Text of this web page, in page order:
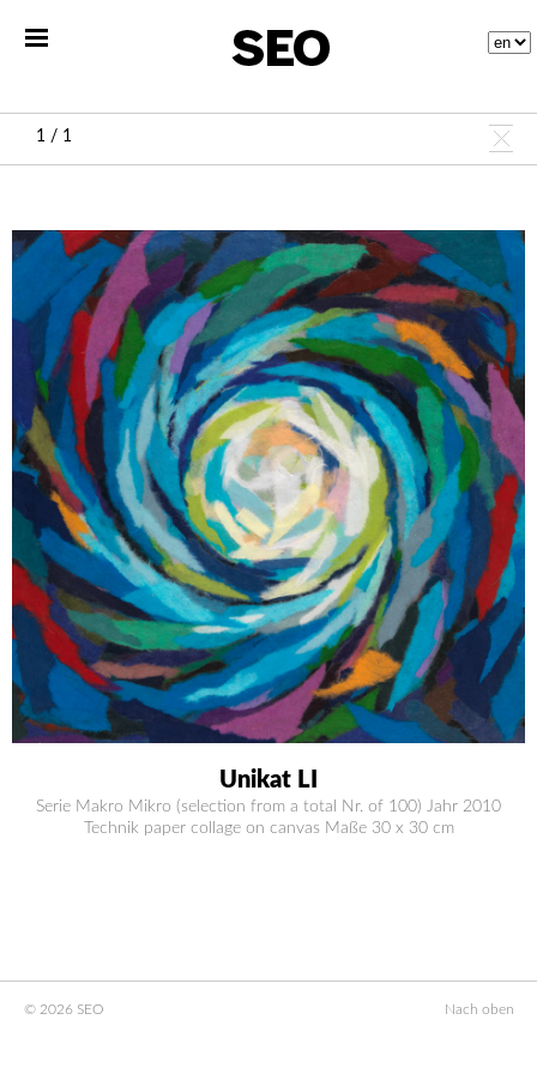
1 / 1
Unikat LI
Serie Makro Mikro (selection from a total Nr. of 100) Jahr 2010
Technik paper collage on canvas Maße 30 x 30 cm
© 2026 SEO Nach oben